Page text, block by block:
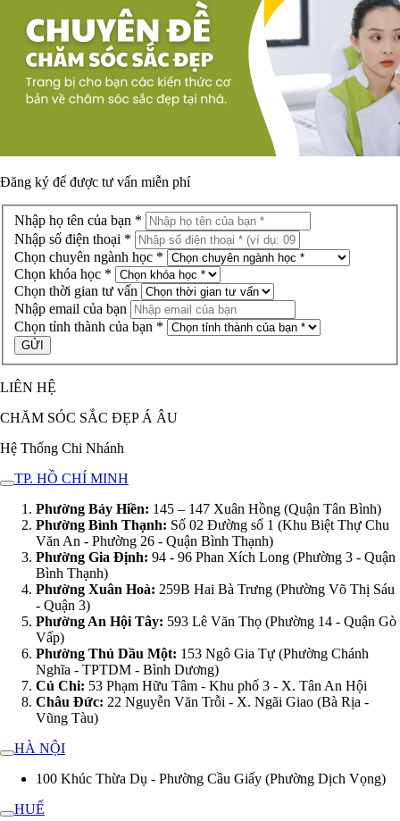
Đăng ký để được tư vấn miễn phí
Nhập họ tên của bạn *
Nhập số điện thoại *
Chọn chuyên ngành học *
Chọn khóa học *
Chọn thời gian tư vấn
Nhập email của bạn
Chọn tỉnh thành của bạn *
LIÊN HỆ
CHĂM SÓC SẮC ĐẸP Á ÂU
Hệ Thống Chi Nhánh
TP. HỒ CHÍ MINH
Phường Bảy Hiền: 145 – 147 Xuân Hồng (Quận Tân Bình)
Phường Bình Thạnh: Số 02 Đường số 1 (Khu Biệt Thự Chu
Văn An - Phường 26 - Quận Bình Thạnh)
Phường Gia Định: 94 - 96 Phan Xích Long (Phường 3 - Quận
Bình Thạnh)
Phường Xuân Hoà: 259B Hai Bà Trưng (Phường Võ Thị Sáu
- Quận 3)
Phường An Hội Tây: 593 Lê Văn Thọ (Phường 14 - Quận Gò
Vấp)
Phường Thủ Dầu Một: 153 Ngô Gia Tự (Phường Chánh
Nghĩa - TPTDM - Bình Dương)
Củ Chi: 53 Phạm Hữu Tâm - Khu phố 3 - X. Tân An Hội
Châu Đức: 22 Nguyễn Văn Trỗi - X. Ngãi Giao (Bà Rịa -
Vũng Tàu)
HÀ NỘI
100 Khúc Thừa Dụ - Phường Cầu Giấy (Phường Dịch Vọng)
HUẾ